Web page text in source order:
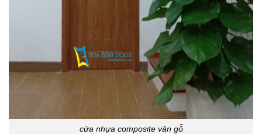
cửa nhựa composite vân gỗ